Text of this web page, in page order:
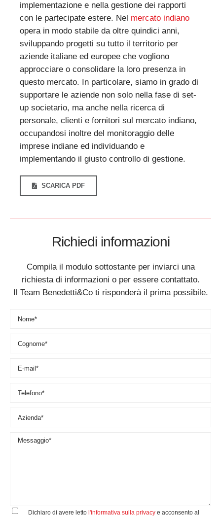
implementazione e nella gestione dei rapporti
con le partecipate estere. Nel mercato indiano
opera in modo stabile da oltre quindici anni,
sviluppando progetti su tutto il territorio per
aziende italiane ed europee che vogliono
approcciare o consolidare la loro presenza in
questo mercato. In particolare, siamo in grado di
supportare le aziende non solo nella fase di set-
up societario, ma anche nella ricerca di
personale, clienti e fornitori sul mercato indiano,
occupandosi inoltre del monitoraggio delle
imprese indiane ed individuando e
implementando il giusto controllo di gestione.
SCARICA PDF
Richiedi informazioni
Compila il modulo sottostante per inviarci una
richiesta di informazioni o per essere contattato.
Il Team Benedetti&Co ti risponderà il prima possibile.
Dichiaro di avere letto l'informativa sulla privacye acconsento al